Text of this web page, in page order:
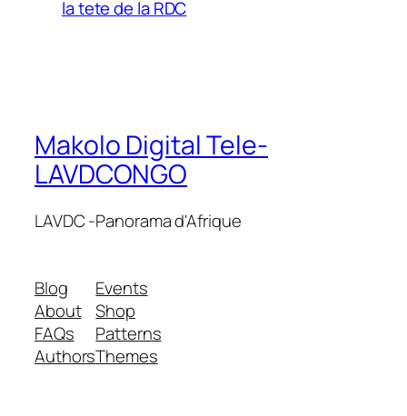
la tete de la RDC
Makolo Digital Tele-
LAVDCONGO
LAVDC -Panorama d'Afrique
Blog
About
FAQs
Authors
Events
Shop
Patterns
Themes